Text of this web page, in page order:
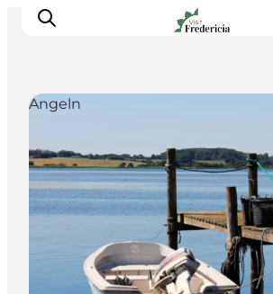
Veranstaltungen
Erlebnisse und Kultur
Restaurants
Reise planen
Book Führung
Angeln